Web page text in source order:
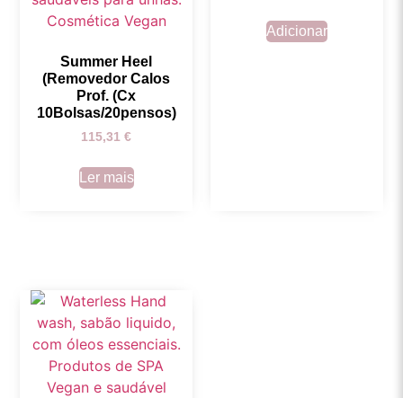
Summer Heel
(Removedor Calos
Prof. (Cx
10Bolsas/20pensos)
115,31€
Ler mais
Adicionar